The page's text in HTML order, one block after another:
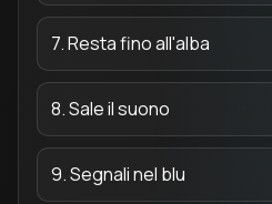
7. Resta fino all'alba
8. Sale il suono
9. Segnali nel blu